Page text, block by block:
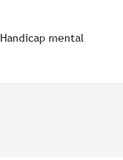
Handicap mental